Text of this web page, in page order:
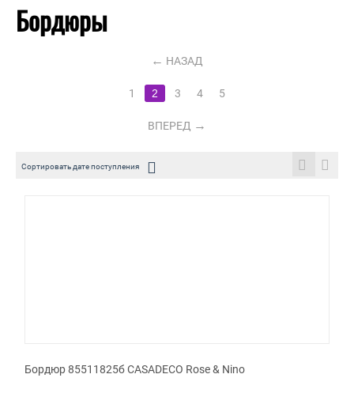
Бордюры
НАЗАД
1 2 3 4 5
ВПЕРЕД
Сортировать дате поступления
Бордюр 85511825б CASADECO Rose & Nino